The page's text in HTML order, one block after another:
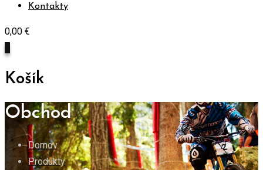
Kontakty
0,00 €
Košík
Obchod
Domov
Produkty